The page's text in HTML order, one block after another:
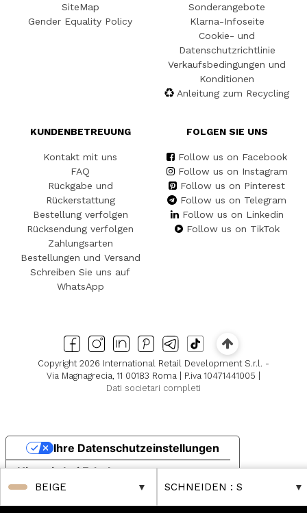
BEIGE SCHNEIDEN : S
SiteMap
Gender Equality Policy
Sonderangebote
Klarna-Infoseite
Cookie- und
Datenschutzrichtlinie
Verkaufsbedingungen und
Konditionen
Anleitung zum Recycling
KUNDENBETREUUNG
Kontakt mit uns
FAQ
Rückgabe und
Rückerstattung
Bestellung verfolgen
Rücksendung verfolgen
Zahlungsarten
Bestellungen und Versand
Schreiben Sie uns auf
WhatsApp
FOLGEN SIE UNS
Follow us on Facebook
Follow us on Instagram
Follow us on Pinterest
Follow us on Telegram
Follow us on Linkedin
Follow us on TikTok
Copyright 2026 International Retail Development S.r.l. -
Via Magnagrecia, 11 00183 Roma | P.iva 10471441005 |
Dati societari completi
Hinweis bei Erhebung
Ihre Datenschutzeinstellungen